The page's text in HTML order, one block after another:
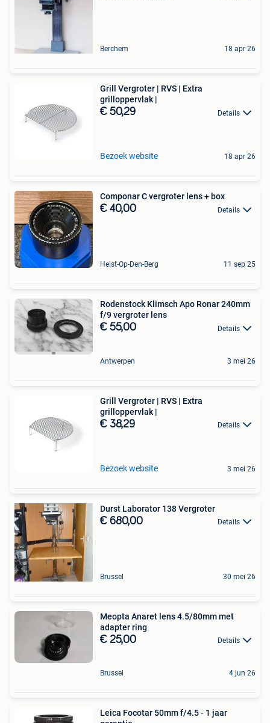
Berchem 18 apr 26
Grill Vergroter | RVS | Extra
grilloppervlak |
€ 50,29 Details
Bezoek website 18 apr 26
Componar C vergroter lens + box
€ 40,00 Details
Heist-Op-Den-Berg 11 sep 25
Rodenstock Klimsch Apo Ronar 240mm
f/9 vergroter lens
€ 55,00 Details
Antwerpen 3 mei 26
Grill Vergroter | RVS | Extra
grilloppervlak |
€ 38,29 Details
Bezoek website 3 mei 26
Durst Laborator 138 Vergroter
€ 680,00 Details
Brussel 30 mei 26
Meopta Anaret lens 4.5/80mm met
adapter ring
€ 25,00 Details
Brussel 4 jun 26
Leica Focotar 50mm f/4.5 - 1 jaar